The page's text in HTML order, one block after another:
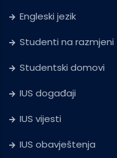
Engleski jezik
Studenti na razmjeni
Studentski domovi
IUS događaji
IUS vijesti
IUS obavještenja